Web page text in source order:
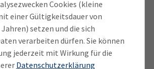
Cookies (kleine
einer Gültigkeitsdauer von
setzen und die sich
verarbeiten dürfen. Sie können
jederzeit mit Wirkung für die
Datenschutzerklärung
gegenüber. Es
rechnerisch auf jeden
sechs Lehrstellen. Die
beziehen sich auf alle